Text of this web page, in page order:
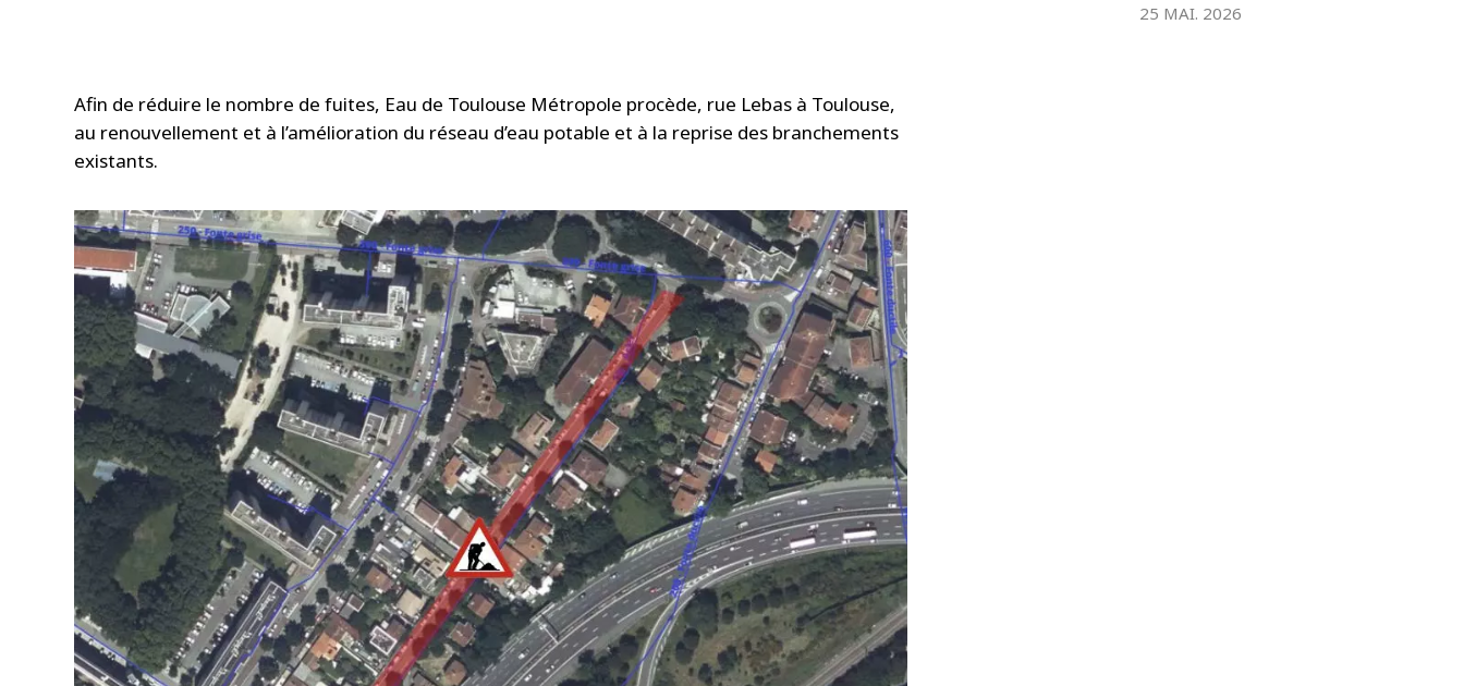
25 MAI. 2026
Afin de réduire le nombre de fuites, Eau de Toulouse Métropole procède, rue Lebas à Toulouse,
au renouvellement et à l’amélioration du réseau d’eau potable et à la reprise des branchements
existants.